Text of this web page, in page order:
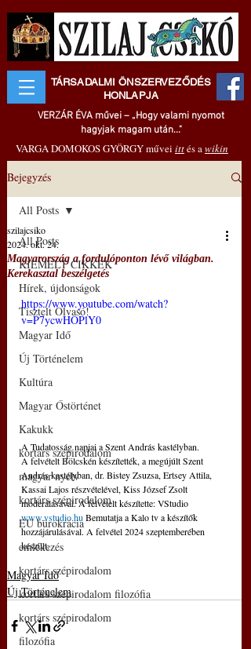
TÁRSADALMI ÖNSZERVEZŐDÉS
HONLAPJA
VERZÁR ÉVA művei – „Hogy valami nyomot
hagyjak magam után..."
VARGA DOMOKOS GYÖRGY művei ittés awikin
Bejegyzés
All Posts
KIEMELT CIKKEK
Hírek, újdonságok
Tisztelt Olvasó!
Magyar Idő
Új Történelem
Kultúra
Magyar Őstörténet
Kakukk
kortárs szépirodalom
magyar nyelv
kortárs szépirodalom
EU bürokrácia
emlékezés
kortárs szépirodalom
kortárs szépirodalom filozófia
kortárs szépirodalom
filozófia
All Posts
Magyarország a fordulóponton lévő világban.
Kerekasztal beszélgetés
szilajcsiko
2024. okt. 24.
https://www.youtube.com/watch?
v=P7ycwHOPlY0
A Tudatosság napjai a Szent András kastélyban.
A felvételt Bölcskén készítették, a megújúlt Szent
András kastélyban, dr. Bistey Zsuzsa, Ertsey Attila,
Kassai Lajos részvételével, Kiss József Zsolt
moderálásával. A felvételt készítette: VStudio
www.vstudio.hu Bemutatja a Kalo tv a készítők
hozzájárulásával. A felvétel 2024 szeptemberében
készült.
Magyar Idő
Új Történelem